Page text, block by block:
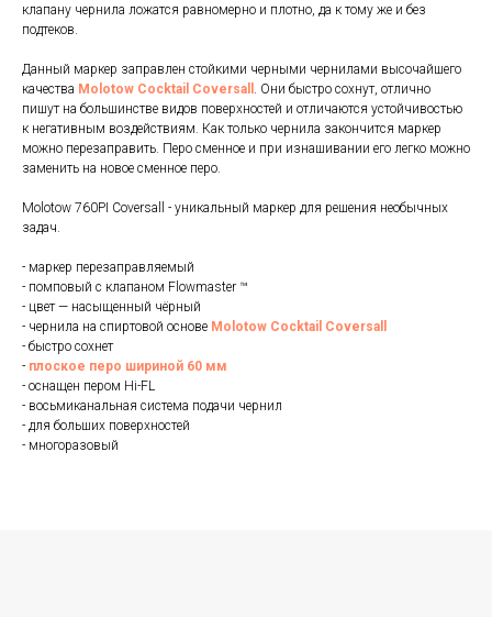
клапану чернила ложатся равномерно и плотно, да к тому же и без
подтеков.
Данный маркер заправлен стойкими черными чернилами высочайшего
качества Molotow Cocktail Coversall . Они быстро сохнут, отлично
пишут на большинстве видов поверхностей и отличаются устойчивостью
к негативным воздействиям. Как только чернила закончится маркер
можно перезаправить. Перо сменное и при изнашивании его легко можно
заменить на новое сменное перо.
Molotow 760PI Сoversall - уникальный маркер для решения необычных
задач.
- маркер перезаправляемый
- помповый с клапаном Flowmaster ™
- цвет — насыщенный чёрный
- чернила на спиртовой основе Molotow Cocktail Coversall
- быстро сохнет
- плоское перо шириной 60 мм
- оснащен пером Hi-FL
- восьмиканальная система подачи чернил
- для больших поверхностей
- многоразовый